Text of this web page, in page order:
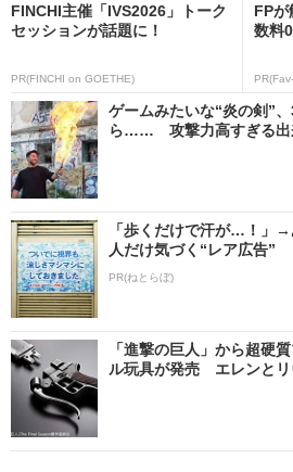
FINCHI主催「IVS2026」トーク
セッションが話題に！
PR(FINCHI on GOETHE)
FP
数料
ゲームみたいな“炎の剣”
ら…… 攻撃力高すぎる出
「歩くだけで汗が…！」
人だけ気づく“レア広告”
PR(ねとらぼ)
「進撃の巨人」から超硬
ル玩具が発売 エレンとリ